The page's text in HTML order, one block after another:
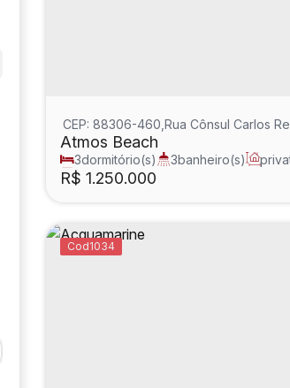
Atmos Beach
R$ 1.250.000
CEP: 88306-460 Rua Cônsul Carlos
3dormitório(s) 3banheiro(s)
3 suíte(s)
1034